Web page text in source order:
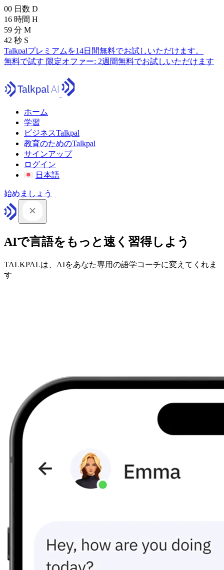
00 日数 D
16 時間 H
59 分 M
41 秒 S
Talkpalプレミアムを14日間無料でお試しいただけます。
無料で試す 限定オファー: 2週間無料でお試しいただけます
ホーム
学習
ビジネスTalkpal
教育のためのTalkpal
サインアップ
ログイン
日本語
始めましょう
AIで言語をもっと速く習得しよう
TALKPALは、AIをあなた専用の語学コーチに変えてくれま
す